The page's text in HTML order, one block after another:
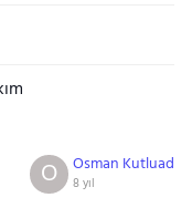
Osman Kutluad
8 yıl
O